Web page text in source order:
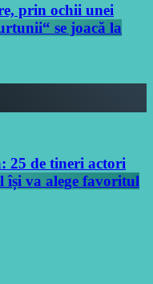
prin ochii unei
se joacă la
25 de tineri actori
va alege favoritul